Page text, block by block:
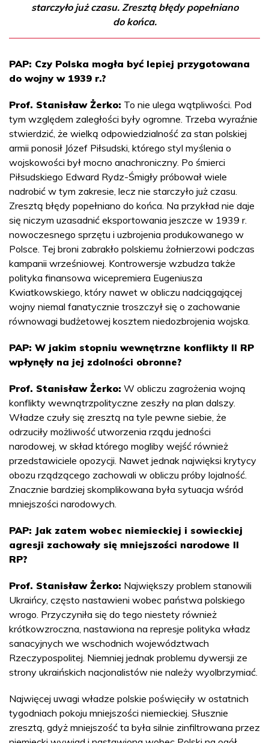
starczyło już czasu. Zresztą błędy popełniano
do końca.
PAP: Czy Polska mogła być lepiej przygotowana
do wojny w 1939 r.?
Prof. Stanisław Żerko: To nie ulega wątpliwości. Pod
tym względem zaległości były ogromne. Trzeba wyraźnie
stwierdzić, że wielką odpowiedzialność za stan polskiej
armii ponosił Józef Piłsudski, którego styl myślenia o
wojskowości był mocno anachroniczny. Po śmierci
Piłsudskiego Edward Rydz-Śmigły próbował wiele
nadrobić w tym zakresie, lecz nie starczyło już czasu.
Zresztą błędy popełniano do końca. Na przykład nie daje
się niczym uzasadnić eksportowania jeszcze w 1939 r.
nowoczesnego sprzętu i uzbrojenia produkowanego w
Polsce. Tej broni zabrakło polskiemu żołnierzowi podczas
kampanii wrześniowej. Kontrowersje wzbudza także
polityka finansowa wicepremiera Eugeniusza
Kwiatkowskiego, który nawet w obliczu nadciągającej
wojny niemal fanatycznie troszczył się o zachowanie
równowagi budżetowej kosztem niedozbrojenia wojska.
PAP: W jakim stopniu wewnętrzne konflikty II RP
wpłynęły na jej zdolności obronne?
Prof. Stanisław Żerko: W obliczu zagrożenia wojną
konflikty wewnątrzpolityczne zeszły na plan dalszy.
Władze czuły się zresztą na tyle pewne siebie, że
odrzuciły możliwość utworzenia rządu jedności
narodowej, w skład którego mogliby wejść również
przedstawiciele opozycji. Nawet jednak najwięksi krytycy
obozu rządzącego zachowali w obliczu próby lojalność.
Znacznie bardziej skomplikowana była sytuacja wśród
mniejszości narodowych.
PAP: Jak zatem wobec niemieckiej i sowieckiej
agresji zachowały się mniejszości narodowe II
RP?
Prof. Stanisław Żerko: Największy problem stanowili
Ukraińcy, często nastawieni wobec państwa polskiego
wrogo. Przyczyniła się do tego niestety również
krótkowzroczna, nastawiona na represje polityka władz
sanacyjnych we wschodnich województwach
Rzeczypospolitej. Niemniej jednak problemu dywersji ze
strony ukraińskich nacjonalistów nie należy wyolbrzymiać.
Najwięcej uwagi władze polskie poświęciły w ostatnich
tygodniach pokoju mniejszości niemieckiej. Słusznie
zresztą, gdyż mniejszość ta była silnie zinfiltrowana przez